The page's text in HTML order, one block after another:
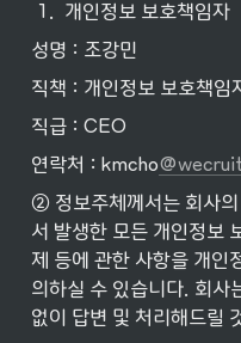
1
개인정보 보호책임자
성명 : 조강민
직책 : 개인정보 보호책임
직급 : CEO
연락처 : kmcho
② 정보주체께서는 회사
서 발생한 모든 개인정보
제 등에 관한 사항을 개인
의하실 수 있습니다. 회사
없이 답변 및 처리해드릴